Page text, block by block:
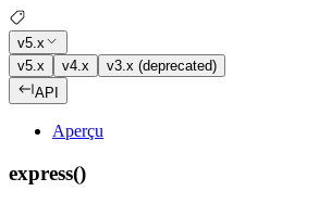
v5.x
v5.x
v4.x
v3.x (deprecated)
API
Aperçu
express()